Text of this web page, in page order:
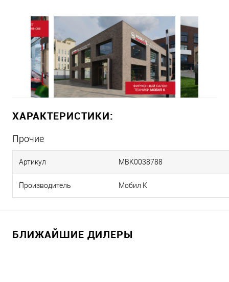
ХАРАКТЕРИСТИКИ:
Прочие
Артикул MBK0038788
Производитель Мобил К
БЛИЖАЙШИЕ ДИЛЕРЫ